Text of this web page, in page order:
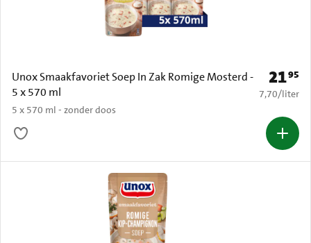
Unox Smaakfavoriet Soep In Zak Romige Mosterd -
5 x 570 ml
5 x 570 ml - zonder doos
Prijs: €
2195
€ 7,70 per
7,70/liter